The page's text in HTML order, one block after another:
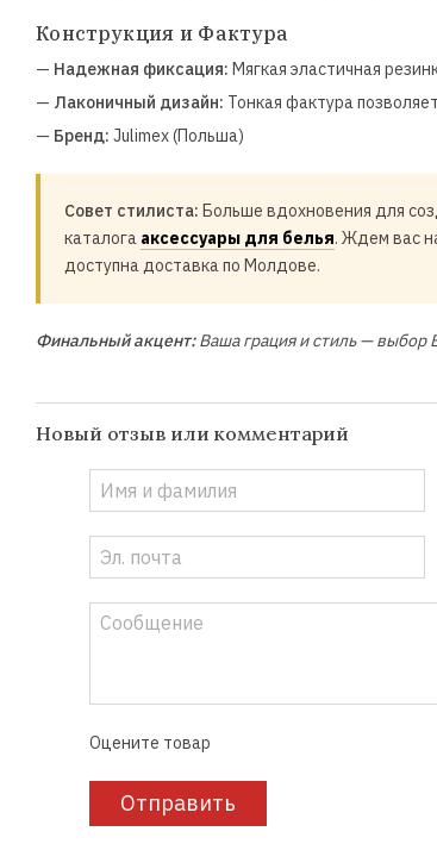
Конструкция и Фактура
— Надежная фиксация: Мягкая эластичная
— Лаконичный дизайн: Тонкая фактура
— Бренд: Julimex (Польша)
Совет стилиста: Больше вдохновения для
каталога аксессуары для белья. Ждем вас
доступна доставка по Молдове.
Финальный акцент:Ваша грация и стиль — выбор
Новый отзыв или комментарий
Оцените товар
Отправить